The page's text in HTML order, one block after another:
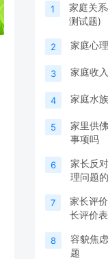
1
家庭关
测试题)
2 家庭心
3 家庭收
4 家庭水
5
家里供
事项吗
6
家长反
理问题
7
家长评
长评价
8
容貌焦
题